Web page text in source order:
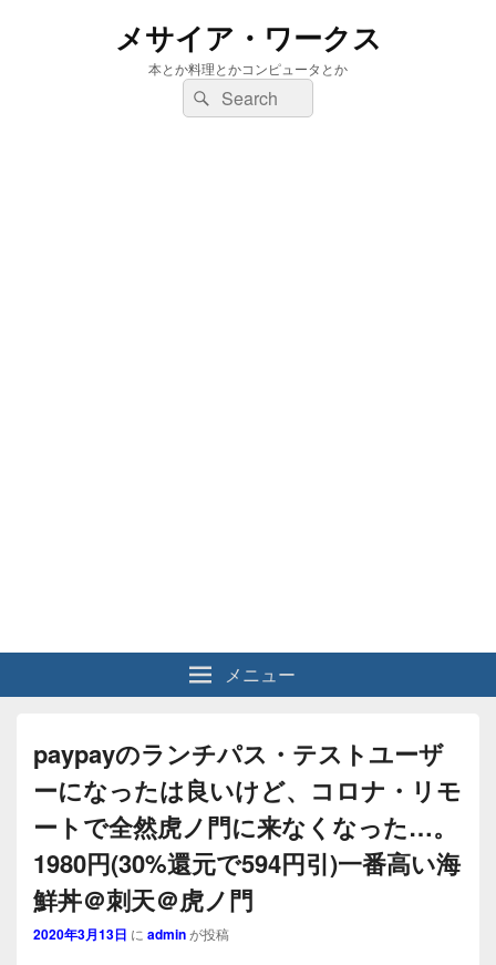
メサイア・ワークス
本とか料理とかコンピュータとか
検
索:
検
索
メニュー
paypayのランチパス・テストユーザ
ーになったは良いけど、コロナ・リモ
ートで全然虎ノ門に来なくなった…。
1980円(30%還元で594円引)一番高い海
鮮丼＠刺天＠虎ノ門
2020年3月13日 に adminが投稿